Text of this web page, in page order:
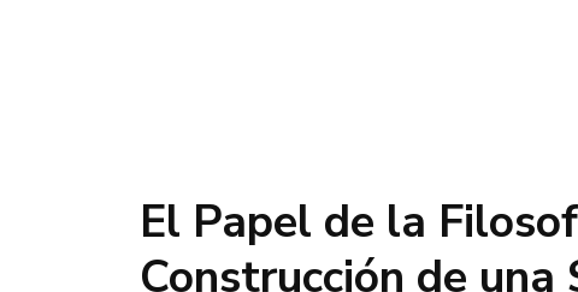
El Papel de la
Construcción de una